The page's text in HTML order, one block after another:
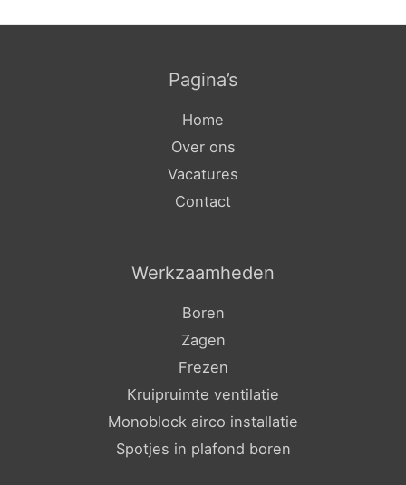
Pagina’s
Home
Over ons
Vacatures
Contact
Werkzaamheden
Boren
Zagen
Frezen
Kruipruimte ventilatie
Monoblock airco installatie
Spotjes in plafond boren